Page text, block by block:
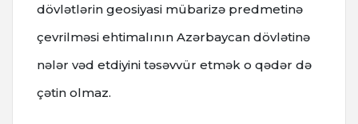
dövlətlərin geosiyasi mübarizə predmetinə
çevrilməsi ehtimalının Azərbaycan dövlətinə
nələr vəd etdiyini təsəvvür etmək o qədər də
çətin olmaz.